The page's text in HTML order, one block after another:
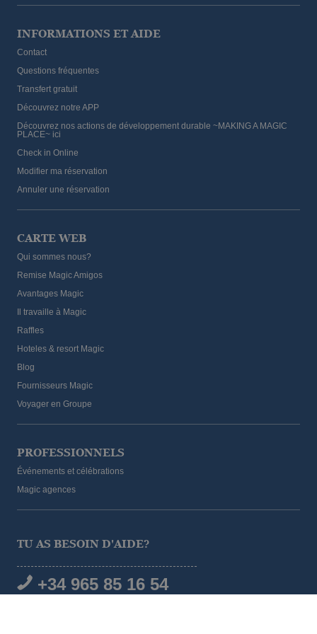
INFORMATIONS ET AIDE
Contact
Questions fréquentes
Transfert gratuit
Découvrez notre APP
Découvrez nos actions de développement durable ~MAKING A MAGIC
PLACE~ ici
Check in Online
Modifier ma réservation
Annuler une réservation
CARTE WEB
Qui sommes nous?
Remise Magic Amigos
Avantages Magic
Il travaille à Magic
Raffles
Hoteles & resort Magic
Blog
Fournisseurs Magic
Voyager en Groupe
PROFESSIONNELS
Événements et célébrations
Magic agences
TU AS BESOIN D'AIDE?
+34 965 85 16 54